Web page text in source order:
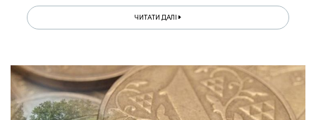
ЧИТАТИ ДАЛІ